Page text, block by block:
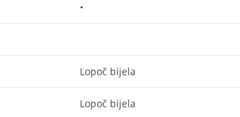
•
Lopoč bijela
Lopoč bijela